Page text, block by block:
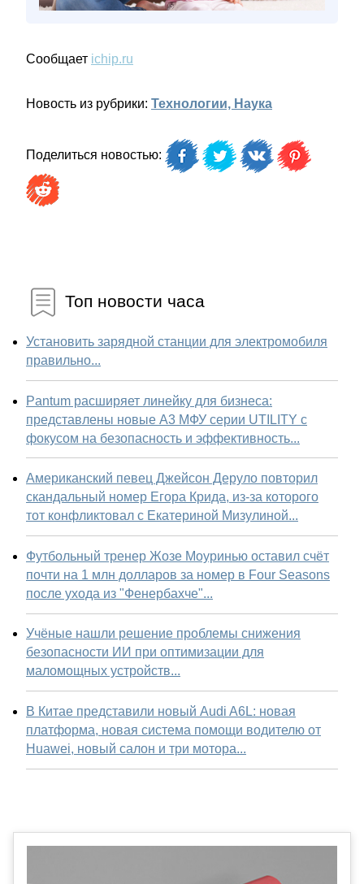
Сообщает ichip.ru
Новость из рубрики: Технологии, Наука
Поделиться новостью:
Топ новости часа
Установить зарядной станции для электромобиля
правильно...
Pantum расширяет линейку для бизнеса:
представлены новые А3 МФУ серии UTILITY с
фокусом на безопасность и эффективность...
Американский певец Джейсон Деруло повторил
скандальный номер Егора Крида, из-за которого
тот конфликтовал с Екатериной Мизулиной...
Футбольный тренер Жозе Моуринью оставил счёт
почти на 1 млн долларов за номер в Four Seasons
после ухода из "Фенербахче"...
Учёные нашли решение проблемы снижения
безопасности ИИ при оптимизации для
маломощных устройств...
В Китае представили новый Audi A6L: новая
платформа, новая система помощи водителю от
Huawei, новый салон и три мотора...